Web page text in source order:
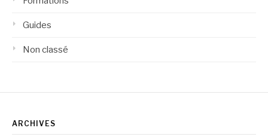
Guides
Non classé
ARCHIVES